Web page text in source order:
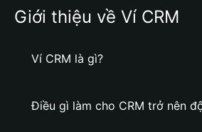
Giới thiệu về Ví CRM
Ví CRM là gì?
Điều gì làm cho CRM trở nên